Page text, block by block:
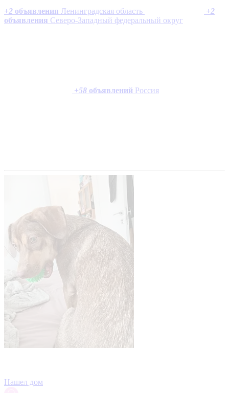
+2 объявления Ленинградская область +2
объявления Северо-Западный федеральный округ
+58 объявлений Россия
Нашел дом